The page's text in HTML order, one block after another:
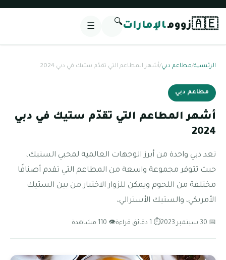
🇦🇪زوومالإمارات🔍
☰
الرئيسية/مطاعم دبي/أشهر المطاعم التي تقدّم ستيك في دبي 2024
مطاعم دبي
أشهر المطاعم التي تقدّم ستيك في دبي
2024
تعد دبي واحدة من أبرز الوجهات العالمية لمحبي الستيك،
حيث تتوفر مجموعة واسعة من المطاعم التي تقدم أصنافًا
مختلفة من اللحوم ويمكن للزوار الاختيار من بين الستيك
الأمريكي، والستيك الأسترالي،
📅 30 سبتمبر 2023 ⏱ 1 دقائق قراءة 👁 110 مشاهدة